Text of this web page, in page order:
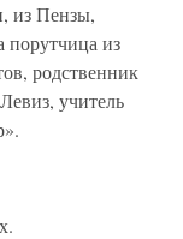
из Пензы,
порутчица из
родственник
учитель